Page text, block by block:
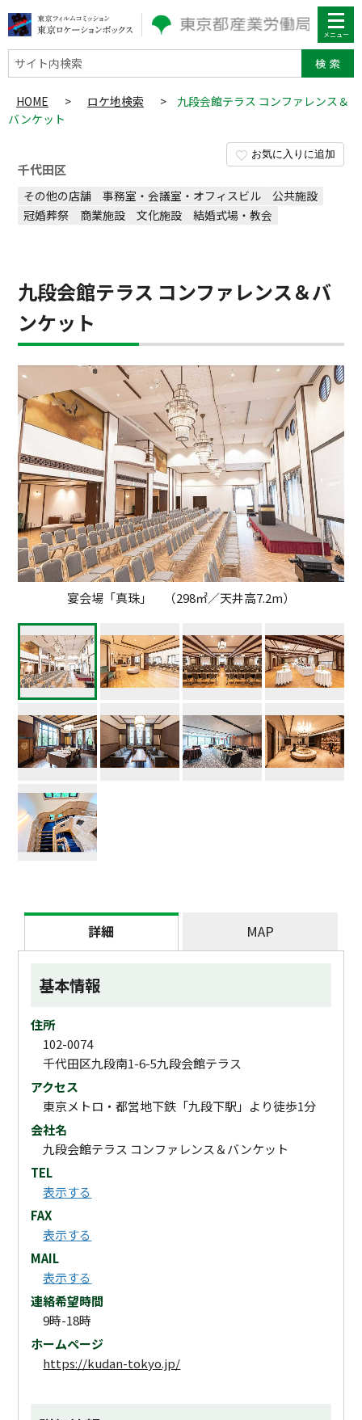
サイト内検索
HOME > ロケ地検索 >
九段会館テラス コンファレンス＆
バンケット
お気に入りに追加
千代田区
その他の店舗 事務室・会議室・オフィスビル
公共施設
冠婚葬祭
商業施設 文化施設 結婚式場・教会
九段会館テラス コンファレンス＆バ
ンケット
宴会場「真珠」 （298㎡／天井高7.2m）
詳細 MAP
基本情報
住所
102-0074
千代田区九段南1-6-5九段会館テラス
アクセス
東京メトロ・都営地下鉄「九段下駅」より徒歩1分
会社名
九段会館テラス コンファレンス＆バンケット
TEL
表示する
FAX
表示する
MAIL
表示する
連絡希望時間
9時-18時
ホームページ
https://kudan-tokyo.jp/